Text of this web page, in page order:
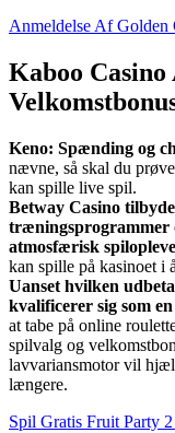
Anmeldelse Af
Kaboo Casino
Keno: Spænding og
nævne, så skal du
kan spille live spil.
Betway Casino
træningsprogrammer
atmosfærisk
kan spille på kasinoet i
Uanset hvilken
kvalificerer sig som
at tabe på online
spilvalg og
lavvariansmotor vil
længere.
Spil Gratis Fruit Party